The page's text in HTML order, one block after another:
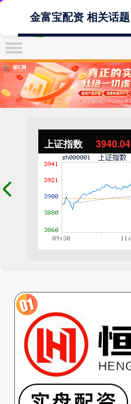
上证指数 3940.04
金富宝配资 相关话题